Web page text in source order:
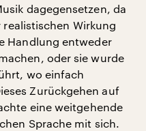
dagegensetzen, da
Wirkung
Handlung entweder
oder sie wurde
wo einfach
Zurückgehen auf
eine weitgehende
Sprache mit sich.